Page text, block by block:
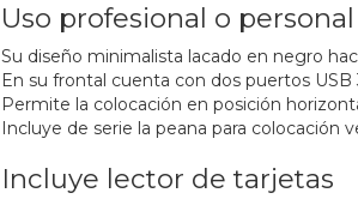
Uso profesional o personal
Su diseño minimalista lacado en negro
En su frontal cuenta con dos puertos
Permite la colocación en posición
Incluye de serie la peana para colocación
Incluye lector de tarjetas